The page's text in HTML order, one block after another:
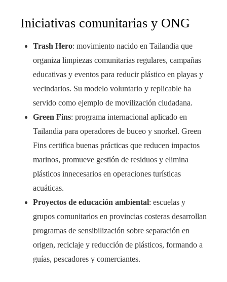
Iniciativas comunitarias y ONG
Trash Hero: movimiento nacido en Tailandia que
organiza limpiezas comunitarias regulares, campañas
educativas y eventos para reducir plástico en playas y
vecindarios. Su modelo voluntario y replicable ha
servido como ejemplo de movilización ciudadana.
Green Fins: programa internacional aplicado en
Tailandia para operadores de buceo y snorkel. Green
Fins certifica buenas prácticas que reducen impactos
marinos, promueve gestión de residuos y elimina
plásticos innecesarios en operaciones turísticas
acuáticas.
Proyectos de educación ambiental: escuelas y
grupos comunitarios en provincias costeras desarrollan
programas de sensibilización sobre separación en
origen, reciclaje y reducción de plásticos, formando a
guías, pescadores y comerciantes.